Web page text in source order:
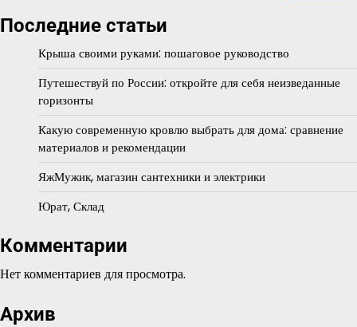
Последние статьи
Крыша своими руками: пошаговое руководство
Путешествуй по России: откройте для себя неизведанные
горизонты
Какую современную кровлю выбрать для дома: сравнение
материалов и рекомендации
ЯжМужик, магазин сантехники и электрики
Юрат, Склад
Комментарии
Нет комментариев для просмотра.
Архив